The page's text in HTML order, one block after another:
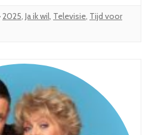
2025, Ja ik wil, Televisie, Tijd voor